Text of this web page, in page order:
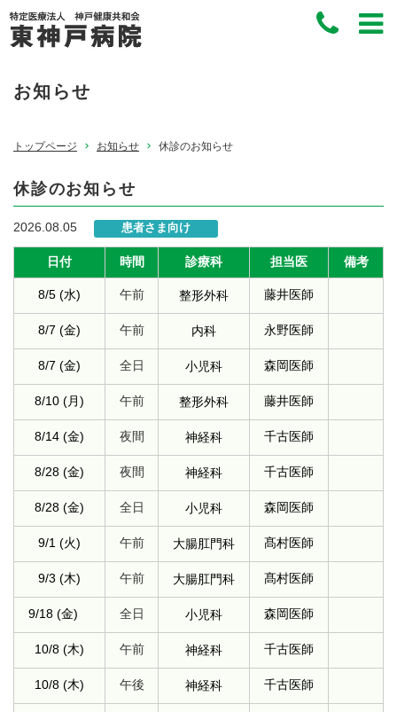
お知らせ
トップページ お知らせ 休診のお知らせ
休診のお知らせ
2026.08.05 患者さま向け
日付 時間 診療科 担当医 備考
8/5 (水) 午前 整形外科 藤井医師
8/7 (金) 午前 内科 永野医師
8/7 (金) 全日 小児科 森岡医師
8/10 (月) 午前 整形外科 藤井医師
8/14 (金) 夜間 神経科 千古医師
8/28 (金) 夜間 神経科 千古医師
8/28 (金) 全日 小児科 森岡医師
9/1 (火) 午前 大腸肛門科 髙村医師
9/3 (木) 午前 大腸肛門科 髙村医師
9/18 (金) 全日 小児科 森岡医師
10/8 (木) 午前 神経科 千古医師
10/8 (木) 午後 神経科 千古医師